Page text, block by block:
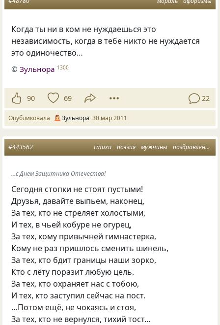
Когда ты ни в ком не нуждаешься это
независимость, когда в тебе никто не нуждается
это одиночество…
©Зульнора 1300
90 69 22
Опубликовала Зульнора 30 мар 2011
стихи поэзия мужчины поздравление
#443562
...с Днем Защитника Отечества!
Сегодня стопки не стоят пустыми!
Друзья, давайте выпьем, наконец,
За тех, кто не стреляет холостыми,
И тех, в чьей кобуре не огурец,
За тех, кому привычней гимнастерка,
Кому не раз пришлось сменить шинель,
За тех, кто бдит границы наши зорко,
Кто с лёту поразит любую цель.
За тех, кто охраняет нас с тобою,
И тех, кто заступил сейчас на пост.
…Потом ещё, не чокаясь и стоя,
За тех, кто не вернулся, тихий тост…